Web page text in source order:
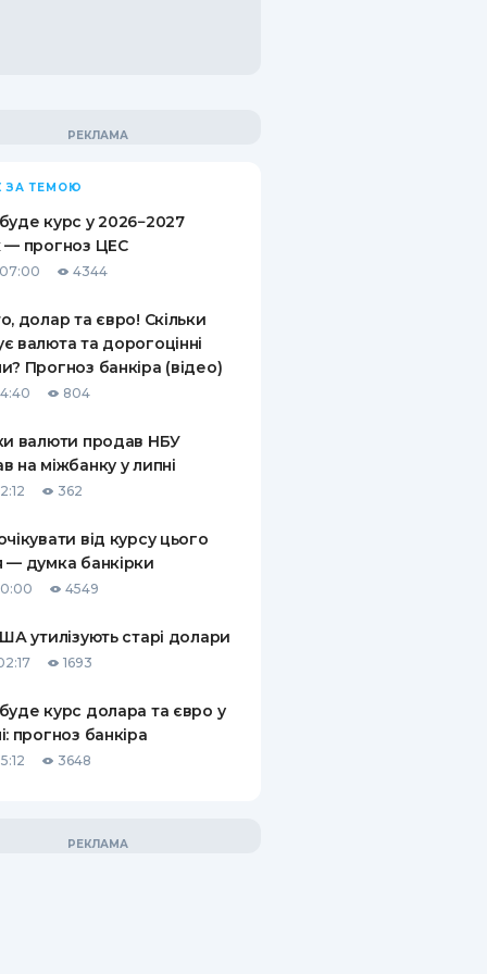
ЗА ТЕМОЮ
курс у 2026−2027
— прогноз ЦЕС
4344
долар та євро! Скільки
валюта та дорогоцінні
Прогноз банкіра (відео)
804
валюти продав НБУ
на міжбанку у липні
362
від курсу цього
— думка банкірки
4549
утилізують старі долари
1693
курс долара та євро у
прогноз банкіра
3648